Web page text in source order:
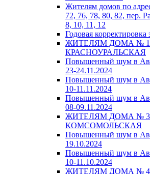
Жителям домов по
72, 76, 78, 80, 82, пер.
8, 10, 11, 12
Годовая корректировка
ЖИТЕЛЯМ ДОМА №
КРАСНОУРАЛЬСКАЯ
Повышенный шум в
23-24.11.2024
Повышенный шум в
10-11.11.2024
Повышенный шум в
08-09.11.2024
ЖИТЕЛЯМ ДОМА №
КОМСОМОЛЬСКАЯ
Повышенный шум в
19.10.2024
Повышенный шум в
10-11.10.2024
ЖИТЕЛЯМ ДОМА №